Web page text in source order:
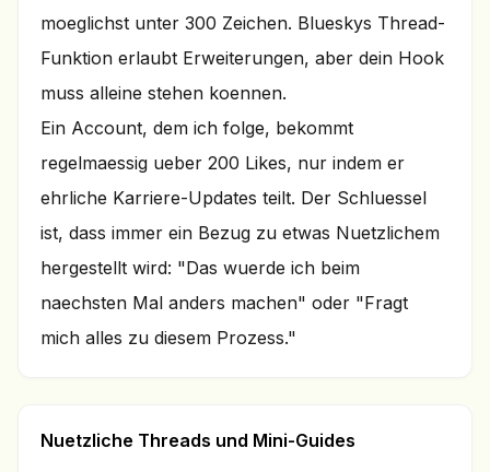
moeglichst unter 300 Zeichen. Blueskys Thread-
Funktion erlaubt Erweiterungen, aber dein Hook
muss alleine stehen koennen.
Ein Account, dem ich folge, bekommt
regelmaessig ueber 200 Likes, nur indem er
ehrliche Karriere-Updates teilt. Der Schluessel
ist, dass immer ein Bezug zu etwas Nuetzlichem
hergestellt wird: "Das wuerde ich beim
naechsten Mal anders machen" oder "Fragt
mich alles zu diesem Prozess."
Nuetzliche Threads und Mini-Guides